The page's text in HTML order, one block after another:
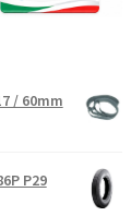
/ 60mm
P29